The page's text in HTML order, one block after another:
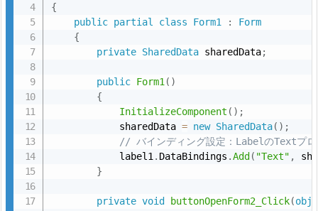
{
public partial class Form1 :
Form
{
private SharedData sharedData;
public Form1 ( )
{
InitializeComponent ( ) ;
            sharedData
= new SharedData( ) ;
// バインディング設定：LabelのTextプ
            label1
. DataBindings .Add ( "Text" ,
}
private void buttonOpenForm2_Click(